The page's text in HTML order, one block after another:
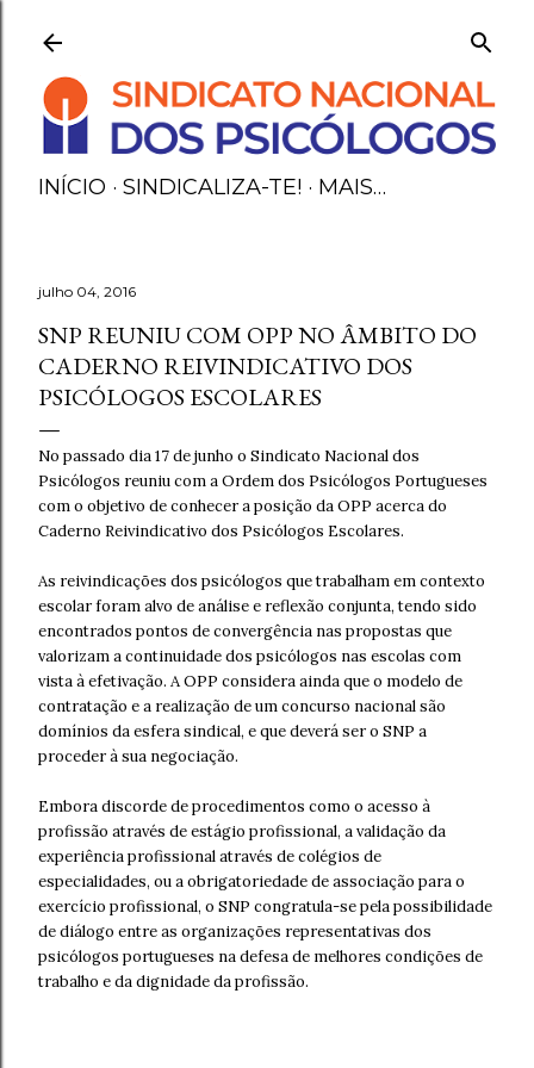
INÍCIO SINDICALIZA-TE! MAIS…
julho 04, 2016
SNP REUNIU COM OPP NO ÂMBITO DO
CADERNO REIVINDICATIVO DOS
PSICÓLOGOS ESCOLARES
No passado dia 17 de junho o Sindicato Nacional dos
Psicólogos reuniu com a Ordem dos Psicólogos Portugueses
com o objetivo de conhecer a posição da OPP acerca do
Caderno Reivindicativo dos Psicólogos Escolares.
As reivindicações dos psicólogos que trabalham em contexto
escolar foram alvo de análise e reflexão conjunta, tendo sido
encontrados pontos de convergência nas propostas que
valorizam a continuidade dos psicólogos nas escolas com
vista àefetivação. A OPP considera ainda que o modelo de
contratação e a realização de um concurso nacional são
domínios da esfera sindical, e que deverá ser o SNP a
proceder à sua negociação.
Embora discorde de procedimentos como o acesso à
profissão através de estágio profissional, a validação da
experiência profissional através de colégios de
especialidades, ou a obrigatoriedade de associação para o
exercício profissional, o SNP congratula-se pela possibilidade
de diálogo entre as organizações representativas dos
psicólogos portugueses na defesa de melhores condições de
trabalho e da dignidade da profissão.